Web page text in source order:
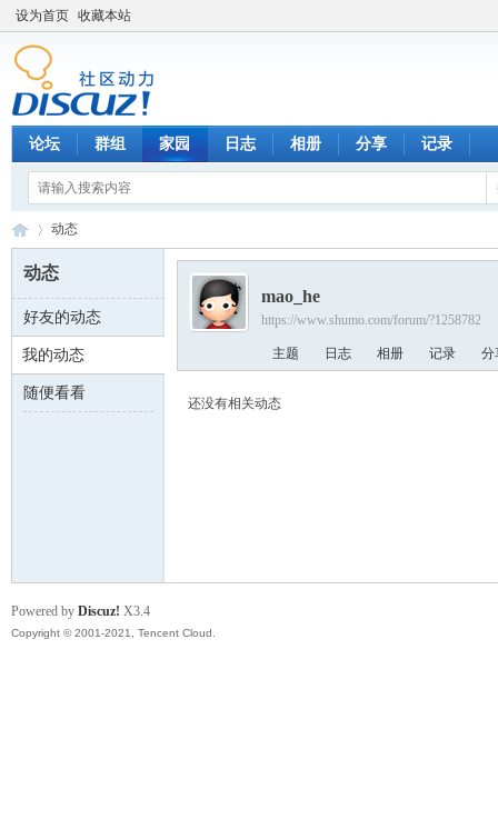
设为首页 收藏本站
论坛 群组 家园 日志 相册 分享 记录
数 ›
动态
动态
好友的动态
我的动态
随便看看
mao_he
https://www.shumo.com/forum/?1258782
主题 日志 相册 记录 分
还没有相关动态
Powered by Discuz! X3.4
Copyright © 2001-2021, Tencent Cloud.